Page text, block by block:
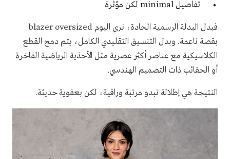
تفاصيل
لكن مؤثرة
فبدل البدلة الرسمية الحادة، نرى اليوم blazer oversized
بقصة ناعمة. وبدل التنسيق التقليدي الكامل، يتم دمج القطع
الكلاسيكية مع عناصر أكثر عصرية مثل الأحذية الرياضية الفاخرة
أو الحقائب ذات التصميم الهندسي.
النتيجة هي إطلالة تبدو مرتبة وراقية، لكن بعفوية حديثة.